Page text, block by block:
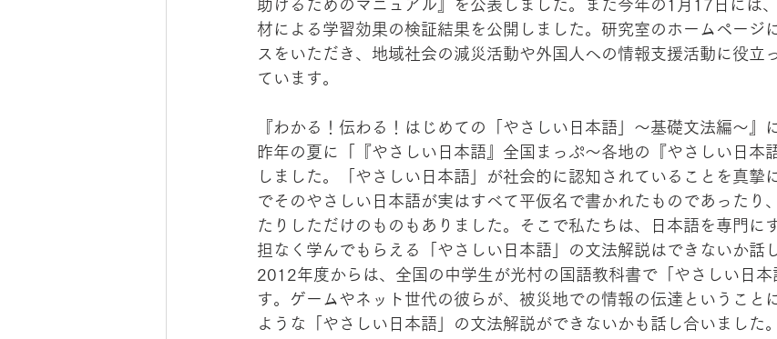
助けるためのマニュアル』を公表しました。また今年の1月17日には
材による学習効果の検証結果を公開しました。研究室のホームページ
スをいただき、地域社会の減災活動や外国人への情報支援活動に役立
ています。
『わかる！伝わる！はじめての「やさしい日本語」～基礎文法編～』
昨年の夏に「『やさしい日本語』全国まっぷ～各地の『やさしい日本
しました。「やさしい日本語」が社会的に認知されていることを真摯
でそのやさしい日本語が実はすべて平仮名で書かれたものであったり
たりしただけのものもありました。そこで私たちは、日本語を専門に
担なく学んでもらえる「やさしい日本語」の文法解説はできないか話
2012年度からは、全国の中学生が光村の国語教科書で「やさしい日本
す。ゲームやネット世代の彼らが、被災地での情報の伝達ということ
ような「やさしい日本語」の文法解説ができないかも話し合いました。